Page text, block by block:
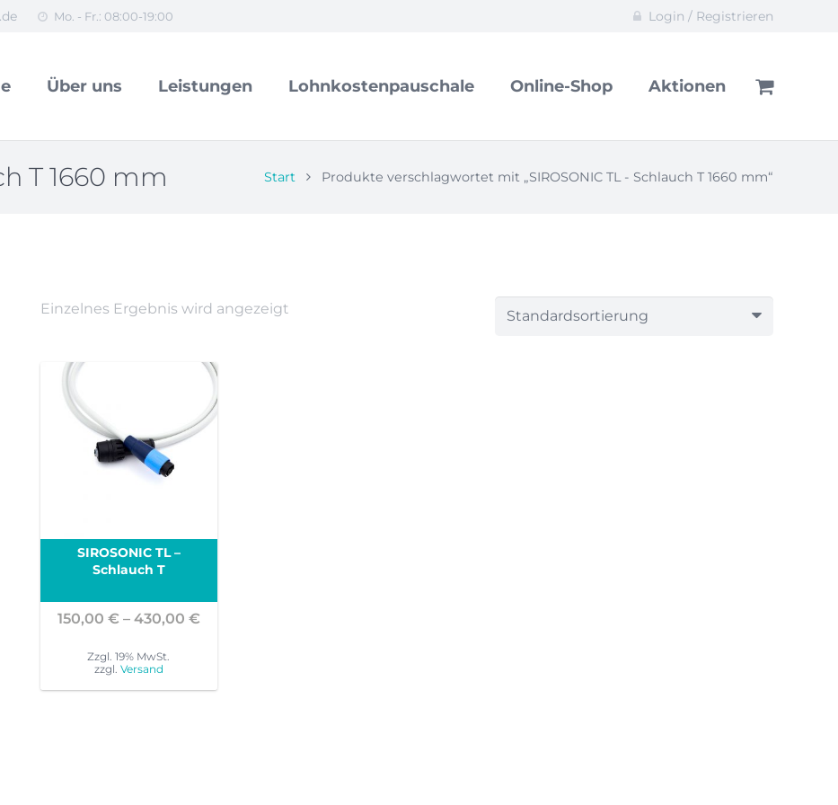
Mo. - Fr.: 08:00-19:00 Login / Registrieren
Über uns Leistungen Lohnkostenpauschale Online-Shop Aktionen
T 1660 mm Start Produkte verschlagwortet mit „SIROSONIC TL - Schlauch T 1660 mm“
Einzelnes Ergebnis wird angezeigt
SIROSONIC TL –
Schlauch T
150,00 € – 430,00 €Preisspanne:
Zzgl. 19% MwSt.
zzgl. Versand